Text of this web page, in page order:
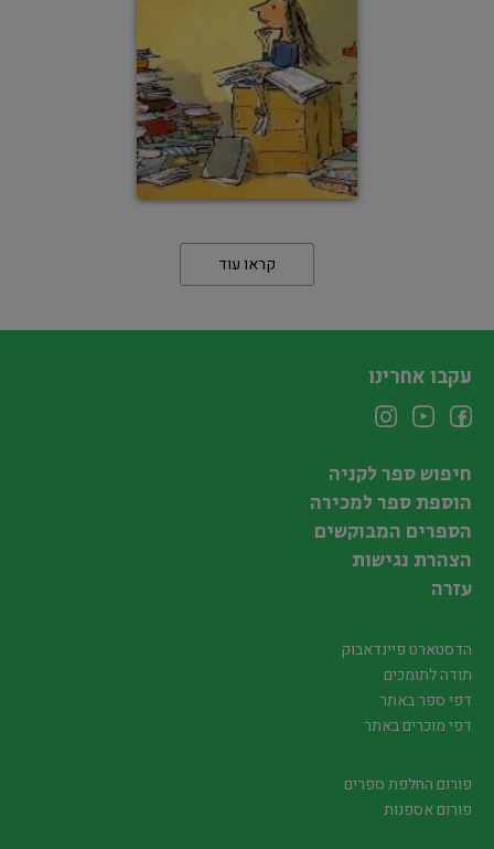
קראו עוד
עקבו אחרינו
חיפוש ספר לקניה
הוספת ספר למכירה
הספרים המבוקשים
הצהרת נגישות
עזרה
הדסטארט פיינדאבוק
תודה לתומכים
דפי ספר באתר
דפי מוכרים באתר
פורום החלפת ספרים
פורום אספנות